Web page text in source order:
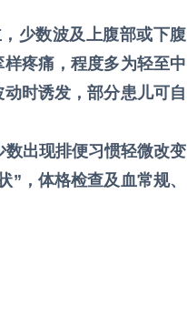
少数波及上腹部或下腹
疼痛，程度多为轻至中
时诱发，部分患儿可自
出现排便习惯轻微改变
”，体格检查及血常规、